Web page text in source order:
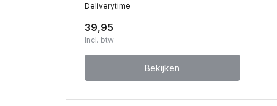
Deliverytime
39,95
Incl. btw
Bekijken